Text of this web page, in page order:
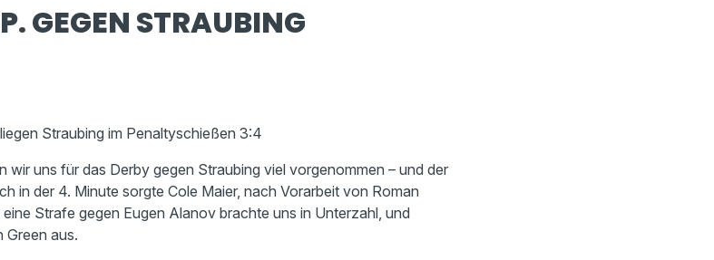
GEGEN STRAUBING
Straubing im Penaltyschießen 3:4
wir uns für das Derby gegen Straubing viel vorgenommen – und der
in der 4. Minute sorgte Cole Maier, nach Vorarbeit von Roman
Strafe gegen Eugen Alanov brachte uns in Unterzahl, und
Green aus.